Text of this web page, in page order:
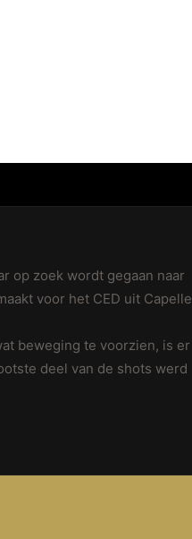
op zoek wordt gegaan naar
voor het CED uit Capelle
beweging te voorzien, is er
deel van de shots werd